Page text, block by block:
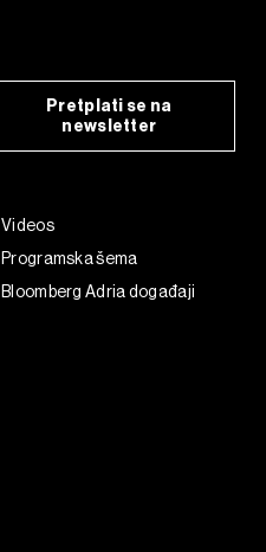
Pretplati se na
newsletter
Videos
Programska šema
Bloomberg Adria događaji